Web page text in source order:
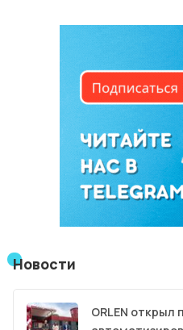
Новости
ORLEN открыл